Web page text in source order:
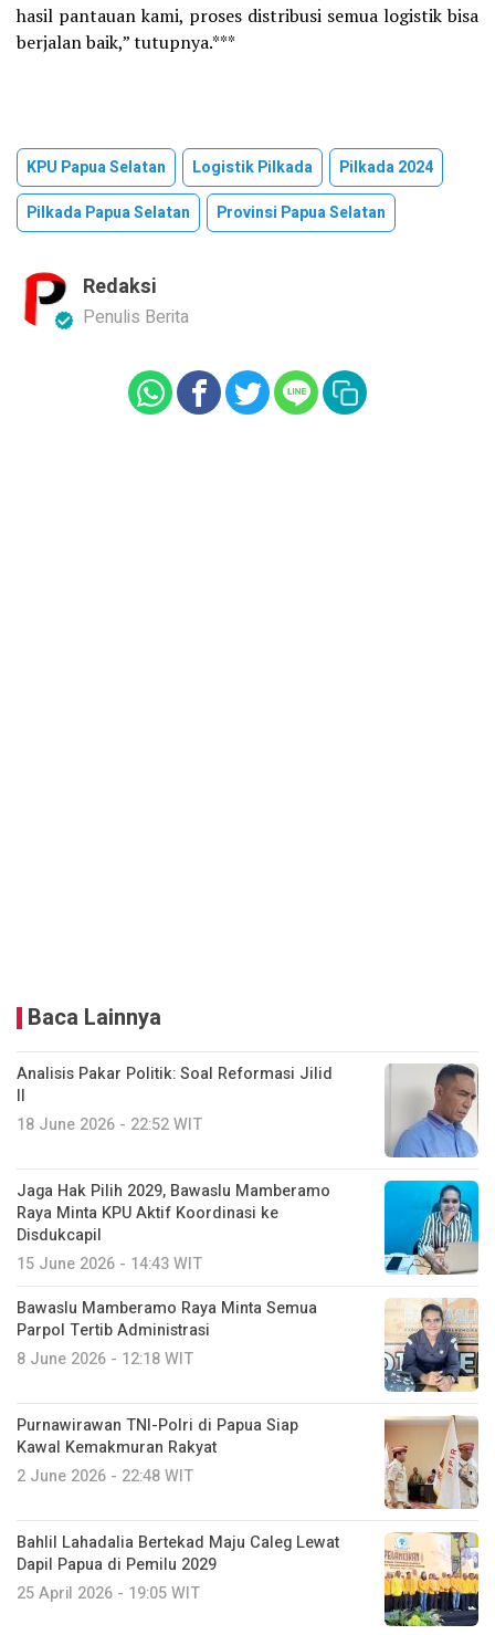
hasil pantauan kami, proses distribusi semua logistik bisa
berjalan baik,” tutupnya.***
KPU Papua Selatan Logistik Pilkada
Pilkada 2024
Pilkada Papua Selatan
Provinsi Papua Selatan
Redaksi
Penulis Berita
Baca Lainnya
Analisis Pakar Politik: Soal Reformasi Jilid
II
18 June 2026 - 22:52 WIT
Jaga Hak Pilih 2029, Bawaslu Mamberamo
Raya Minta KPU Aktif Koordinasi ke
Disdukcapil
15 June 2026 - 14:43 WIT
Bawaslu Mamberamo Raya Minta Semua
Parpol Tertib Administrasi
8 June 2026 - 12:18 WIT
Purnawirawan TNI-Polri di Papua Siap
Kawal Kemakmuran Rakyat
2 June 2026 - 22:48 WIT
Bahlil Lahadalia Bertekad Maju Caleg Lewat
Dapil Papua di Pemilu 2029
25 April 2026 - 19:05 WIT